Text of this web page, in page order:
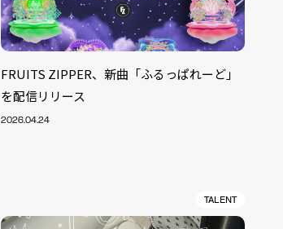
FRUITS ZIPPER、新曲「ふるっぱれーど」
を配信リリース
2026.04.24
TALENT